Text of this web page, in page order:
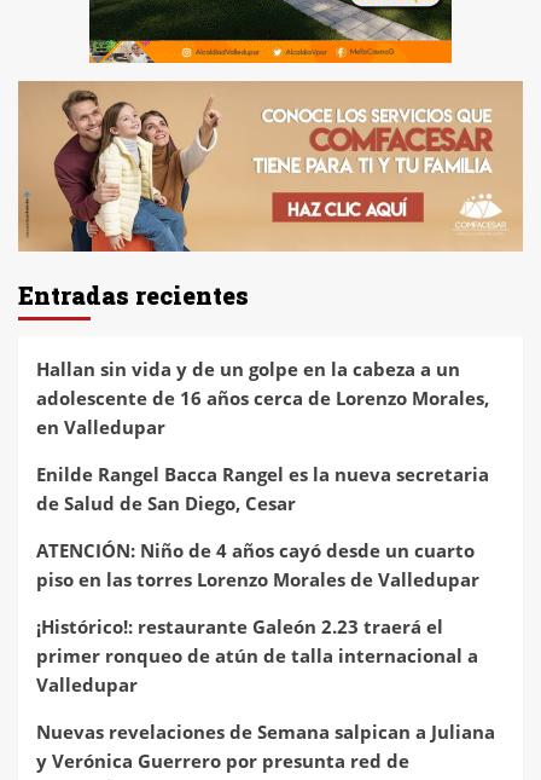
Entradas recientes
Hallan sin vida y de un golpe en la cabeza a un
adolescente de 16 años cerca de Lorenzo Morales,
en Valledupar
Enilde Rangel Bacca Rangel es la nueva secretaria
de Salud de San Diego, Cesar
ATENCIÓN: Niño de 4 años cayó desde un cuarto
piso en las torres Lorenzo Morales de Valledupar
¡Histórico!: restaurante Galeón 2.23 traerá el
primer ronqueo de atún de talla internacional a
Valledupar
Nuevas revelaciones de Semana salpican a Juliana
y Verónica Guerrero por presunta red de